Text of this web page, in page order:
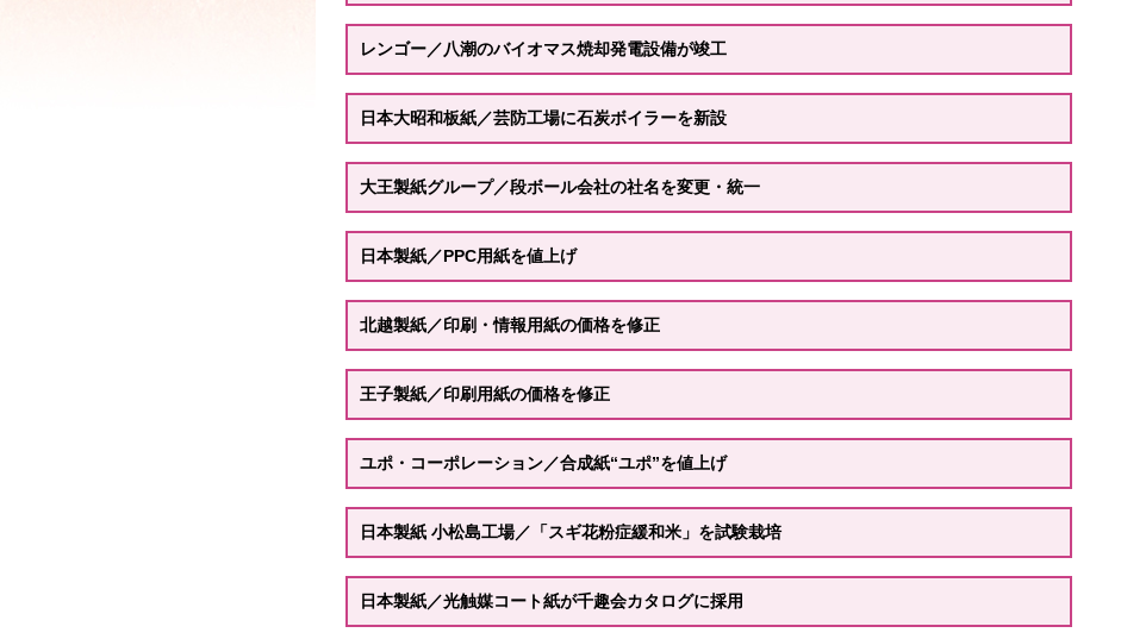
レンゴー／八潮のバイオマス焼却発電設備が竣工
日本大昭和板紙／芸防工場に石炭ボイラーを新設
大王製紙グループ／段ボール会社の社名を変更・統一
日本製紙／PPC用紙を値上げ
北越製紙／印刷・情報用紙の価格を修正
王子製紙／印刷用紙の価格を修正
ユポ・コーポレーション／合成紙“ユポ”を値上げ
日本製紙 小松島工場／「スギ花粉症緩和米」を試験栽培
日本製紙／光触媒コート紙が千趣会カタログに採用